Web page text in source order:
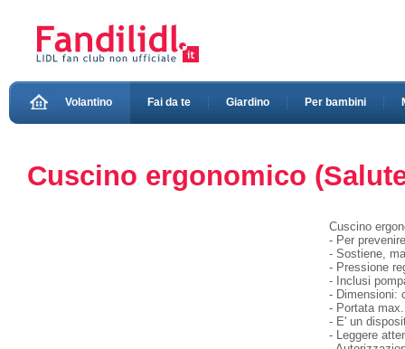
Volantino Fai da te Giardino Per bambini
Cuscino ergonomico
Cuscino
- Per
- Sostiene,
- Pressione
- Inclusi
- Dimensioni:
- Portata
- E' un
- Leggere